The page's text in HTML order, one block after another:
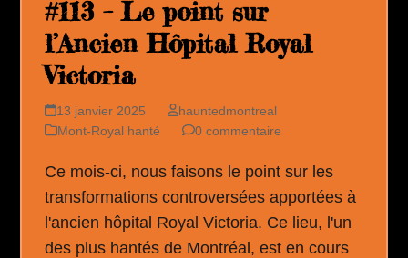
#113 – Le point sur
l’Ancien Hôpital Royal
Victoria
13 janvier 2025
hauntedmontreal
Mont-Royal hanté
0 commentaire
Ce mois-ci, nous faisons le point sur les
transformations controversées apportées à
l'ancien hôpital Royal Victoria. Ce lieu, l'un
des plus hantés de Montréal, est en cours